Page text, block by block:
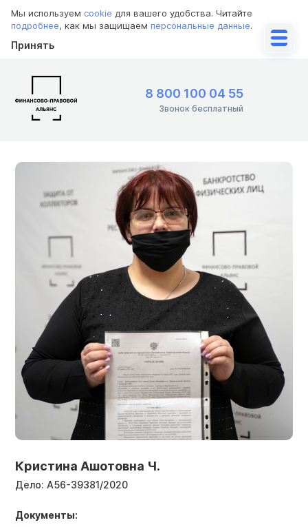
Мы используем cookie для вашего удобства. Читайте
подробнее, как мы защищаем персональные данные.
Принять
8 800 100 04 55
Звонок бесплатный
Кристина Ашотовна Ч.
Дело: А56-39381/2020
Документы: